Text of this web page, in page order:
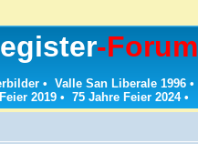
-Forum
• Valle San Liberale 1996 •
2019 • 75 Jahre Feier 2024•